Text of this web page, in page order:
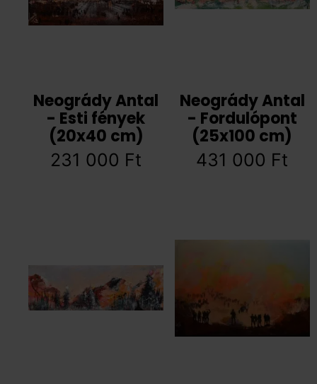
Neogrády Antal
- Esti fények
(20x40 cm)
231 000 Ft
Neogrády Antal
- Fordulópont
(25x100 cm)
431 000 Ft